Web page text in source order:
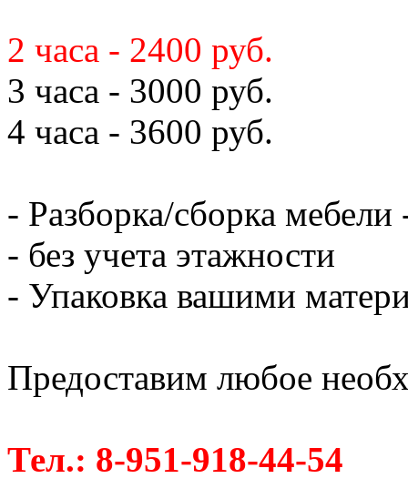
2 часа - 2400 руб.
3 часа - 3000 руб.
4 часа - 3600 руб.
- Разборка/сборка мебели
- без учета этажности
- Упаковка вашими
Предоставим любое
Тел.: 8-951-918-44-54